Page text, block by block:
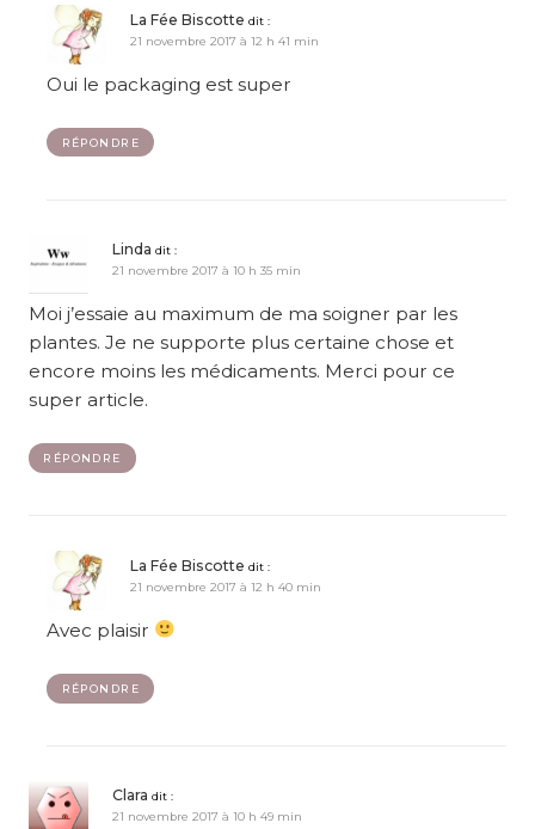
La Fée Biscotte dit :
21 novembre 2017 à 12 h 41 min
Oui le packaging est super
RÉPONDRE
Linda dit :
21 novembre 2017 à 10 h 35 min
Moi j’essaie au maximum de ma soigner par les
plantes. Je ne supporte plus certaine chose et
encore moins les médicaments. Merci pour ce
super article.
RÉPONDRE
La Fée Biscotte dit :
21 novembre 2017 à 12 h 40 min
Avec plaisir
RÉPONDRE
Clara dit :
21 novembre 2017 à 10 h 49 min